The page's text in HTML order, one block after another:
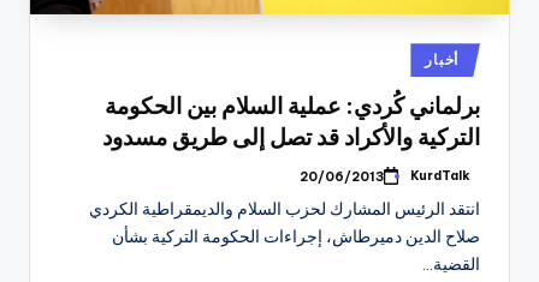
نُشر
في
أخبار
برلماني كُردي: عملية السلام بين الحكومة
التركية والأكراد قد تصل إلى طريق مسدود
تمّ
بواسطة
KurdTalk
20/06/2013
انتقد الرئيس المشارك لحزب السلام والديمقراطية الكردي
صلاح الدين دميرطاش، إجراءات الحكومة التركية بشأن
القضية…